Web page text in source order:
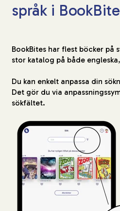
språk i
BookBites har flest böcker på
stor katalog på både
Du kan enkelt anpassa din
Det gör du via
sökfältet.